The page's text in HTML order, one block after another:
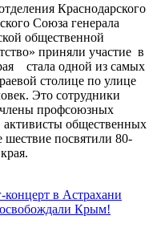
Краснодарского
Союза генерала
общественной
приняли участие в
стала одной из самых
столице по улице
Это сотрудники
профсоюзных
активисты общественных
посвятили 80-
в Астрахани
Крым!